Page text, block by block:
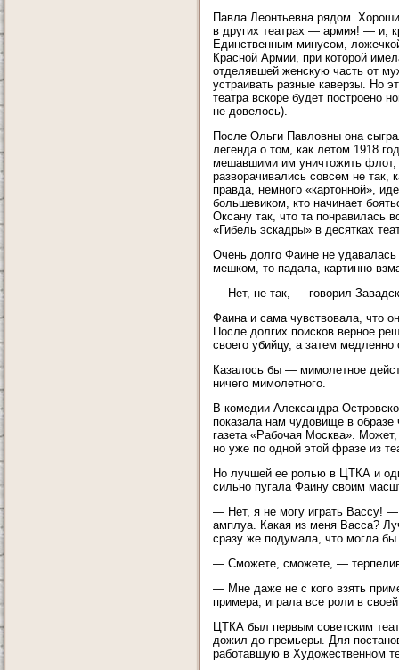
Павла Леонтьевна рядом.
в других театрах — армия! — и,
Единственным минусом,
Красной Армии, при которой
отделявшей женскую часть от
устраивать разные каверзы. Но
театра вскоре будет построено
не довелось).
После Ольги Павловны она
легенда о том, как летом 1918
мешавшими им уничтожить флот,
разворачивались совсем не
правда, немного «картонной»,
большевиком, кто начинает
Оксану так, что та понравилась
«Гибель эскадры» в десятках
Очень долго Фаине не
мешком, то падала, картинно
— Нет, не так, — говорил
Фаина и сама чувствовала, что
После долгих поисков верное
своего убийцу, а затем
Казалось бы — мимолетное
ничего мимолетного.
В комедии Александра
показала нам чудовище в
газета «Рабочая Москва».
но уже по одной этой фразе из
Но лучшей ее ролью в ЦТКА и
сильно пугала Фаину своим
— Нет, я не могу играть Вассу!
амплуа. Какая из меня Васса?
сразу же подумала, что могла
— Сможете, сможете, —
— Мне даже не с кого взять
примера, играла все роли в
ЦТКА был первым советским
дожил до премьеры. Для
работавшую в Художественном